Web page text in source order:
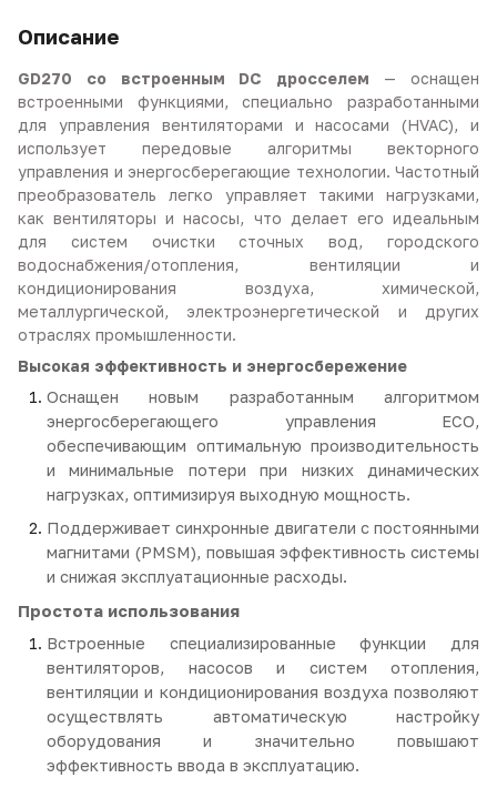
Описание
GD270 со встроенным DC дросселем — оснащен
встроенными функциями, специально разработанными
для управления вентиляторами и насосами (HVAC), и
использует передовые алгоритмы векторного
управления и энергосберегающие технологии. Частотный
преобразователь легко управляет такими нагрузками,
как вентиляторы и насосы, что делает его идеальным
для систем очистки сточных вод, городского
водоснабжения/отопления, вентиляции и
кондиционирования воздуха, химической,
металлургической, электроэнергетической и других
отраслях промышленности.
Высокая эффективность и энергосбережение
Оснащен новым разработанным алгоритмом
энергосберегающего управления ECO,
обеспечивающим оптимальную производительность
и минимальные потери при низких динамических
нагрузках, оптимизируя выходную мощность.
Поддерживает синхронные двигатели с постоянными
магнитами (PMSM), повышая эффективность системы
и снижая эксплуатационные расходы.
Простота использования
Встроенные специализированные функции для
вентиляторов, насосов и систем отопления,
вентиляции и кондиционирования воздуха позволяют
осуществлять автоматическую настройку
оборудования и значительно повышают
эффективность ввода в эксплуатацию.